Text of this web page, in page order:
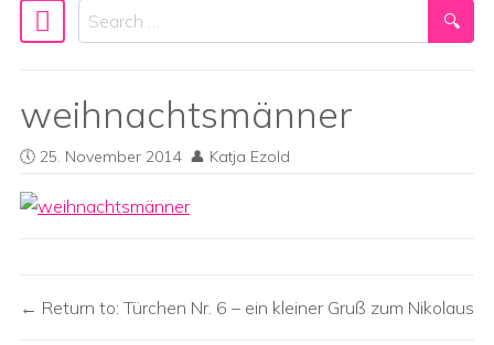
Main Navigation
Search
weihnachtsmänner
25. November 2014 Katja Ezold
Return to: Türchen Nr. 6 – ein kleiner Gruß zum Nikolaus